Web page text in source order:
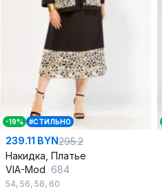
-19% #СТИЛЬНО
239.11 BYN295.2
Накидка, Платье
VIA-Mod 684
54, 56, 58, 60